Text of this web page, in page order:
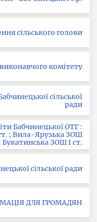
сільського голови
комітету
сільської
ради
Бабчинецької ОТГ :
; Вила-Ярузька ЗОШ
Букатинська ЗОШ І ст.
сільської ради
ІНФОРМАЦІЯ ДЛЯ ГРОМАДЯН